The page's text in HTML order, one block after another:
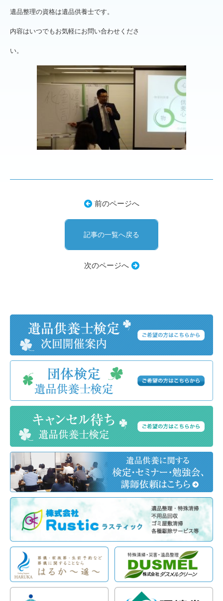
遺品整理の資格は遺品供養士です。
内容はいつでもお気軽にお問い合わせくださ
い。
前のページへ
記事の一覧へ戻る
次のページへ